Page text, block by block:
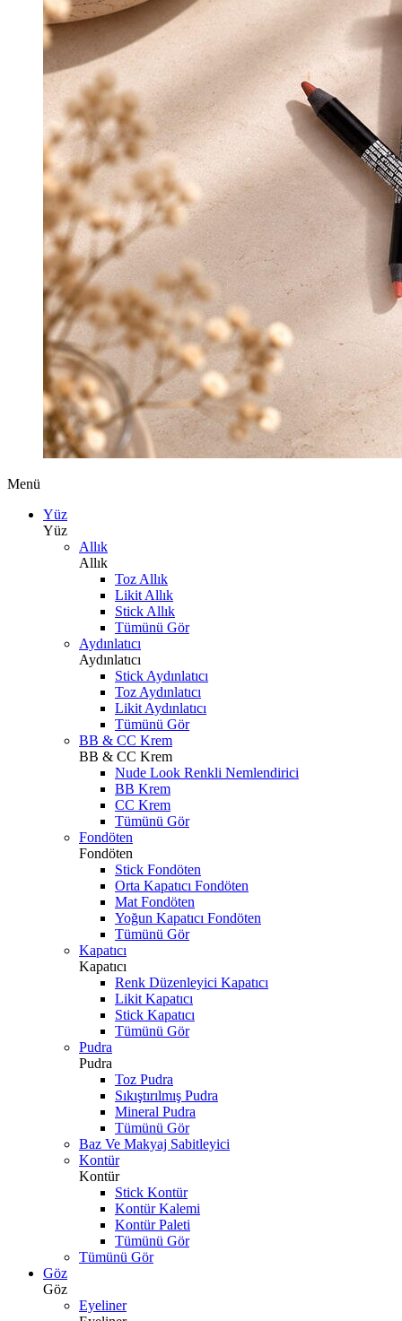
Menü
Yüz
Yüz
Allık
Allık
Toz Allık
Likit Allık
Stick Allık
Tümünü Gör
Aydınlatıcı
Aydınlatıcı
Stick Aydınlatıcı
Toz Aydınlatıcı
Likit Aydınlatıcı
Tümünü Gör
BB & CC Krem
BB & CC Krem
Nude Look Renkli Nemlendirici
BB Krem
CC Krem
Tümünü Gör
Fondöten
Fondöten
Stick Fondöten
Orta Kapatıcı Fondöten
Mat Fondöten
Yoğun Kapatıcı Fondöten
Tümünü Gör
Kapatıcı
Kapatıcı
Renk Düzenleyici Kapatıcı
Likit Kapatıcı
Stick Kapatıcı
Tümünü Gör
Pudra
Pudra
Toz Pudra
Sıkıştırılmış Pudra
Mineral Pudra
Tümünü Gör
Baz Ve Makyaj Sabitleyici
Kontür
Kontür
Stick Kontür
Kontür Kalemi
Kontür Paleti
Tümünü Gör
Tümünü Gör
Göz
Göz
Eyeliner